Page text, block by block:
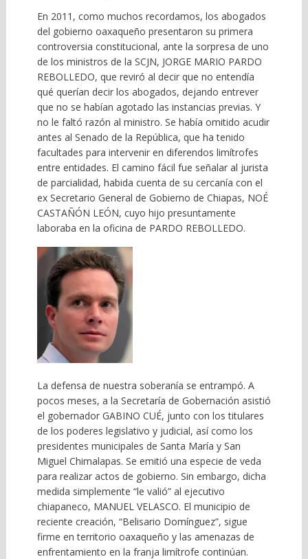
En 2011, como muchos recordamos, los abogados
del gobierno oaxaqueño presentaron su primera
controversia constitucional, ante la sorpresa de uno
de los ministros de la SCJN, JORGE MARIO PARDO
REBOLLEDO, que reviró al decir que no entendía
qué querían decir los abogados, dejando entrever
que no se habían agotado las instancias previas. Y
no le faltó razón al ministro. Se había omitido acudir
antes al Senado de la República, que ha tenido
facultades para intervenir en diferendos limítrofes
entre entidades. El camino fácil fue señalar al jurista
de parcialidad, habida cuenta de su cercanía con el
ex Secretario General de Gobierno de Chiapas, NOÉ
CASTAÑÓN LEÓN, cuyo hijo presuntamente
laboraba en la oficina de PARDO REBOLLEDO.
La defensa de nuestra soberanía se entrampó. A
pocos meses, a la Secretaría de Gobernación asistió
el gobernador GABINO CUÉ, junto con los titulares
de los poderes legislativo y judicial, así como los
presidentes municipales de Santa María y San
Miguel Chimalapas. Se emitió una especie de veda
para realizar actos de gobierno. Sin embargo, dicha
medida simplemente “le valió” al ejecutivo
chiapaneco, MANUEL VELASCO. El municipio de
reciente creación, “Belisario Domínguez”, sigue
firme en territorio oaxaqueño y las amenazas de
enfrentamiento en la franja limítrofe continúan.